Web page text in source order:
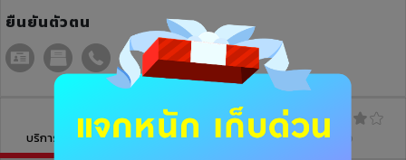
ยืนยันตัวตน
บริการฝากดวง บทความ รีวิว